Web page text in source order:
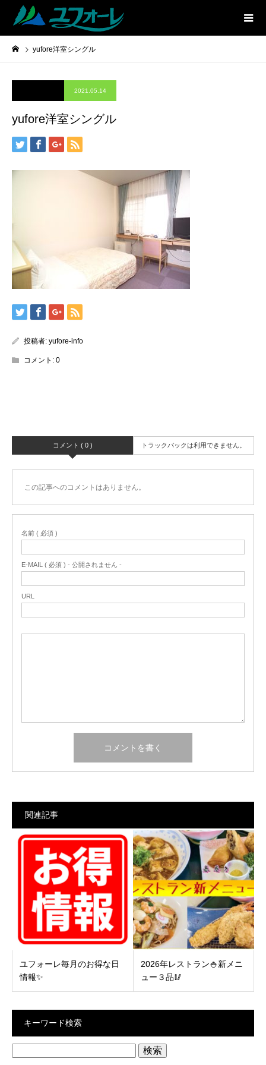
yufore洋室シングル
2021.05.14
yufore洋室シングル
投稿者: yufore-info
コメント: 0
コメント ( 0 ) トラックバックは利用できません。
この記事へのコメントはありません。
名前 ( 必須 )
E-MAIL ( 必須 ) - 公開されません -
URL
関連記事
ユフォーレ毎月のお得な日
情報✨
2026年レストラン🍚新メニ
ュー３品🥢
キーワード検索